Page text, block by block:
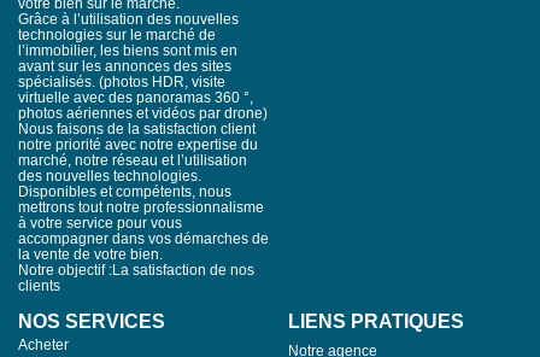
around 14 meters and a fully renovated roof structure, offering
numerous possibilities for conversion: reception hall, car
collection garage, offices, or real estate development project.
The property benefits from recent technical installations
including a heat pump and hot water systems installed in 2024,
as well as a water softener system. A rare character property
ideally located near Montpellier, the international airport, the TGV
train station, motorways and the Mediterranean beaches. A
unique estate with great potential. Only 10 minutes from
Montpellier 15 minutes from the Mediterranean 5 minutes from
airport and TGV station. Confidential file on request. Private
viewings available.
votre bien sur le marché.
Grâce à l’utilisation des nouvelles
technologies sur le marché de
l’immobilier, les biens sont mis en
avant sur les annonces des sites
spécialisés. (photos HDR, visite
virtuelle avec des panoramas 360 °,
photos aériennes et vidéos par drone)
Nous faisons de la satisfaction client
notre priorité avec notre expertise du
marché, notre réseau et l’utilisation
des nouvelles technologies.
Disponibles et compétents, nous
mettrons tout notre professionnalisme
à votre service pour vous
accompagner dans vos démarches de
la vente de votre bien.
Notre objectif :La satisfaction de nos
clients
NOS SERVICES
Acheter
LIENS PRATIQUES
Notre agence